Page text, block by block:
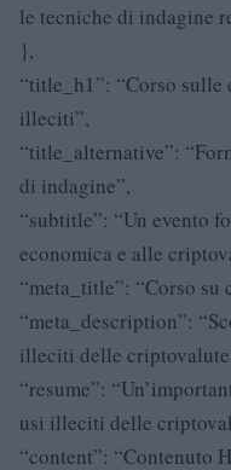
le tecniche di indagine
},
“title_h1”: “Corso
illeciti”,
“title_alternative”:
di indagine”,
“subtitle”: “Un evento
economica e alle
“meta_title”: “Corso su
“meta_description”:
illeciti delle criptovalute
“resume”:
usi illeciti delle
“content”: “Contenuto